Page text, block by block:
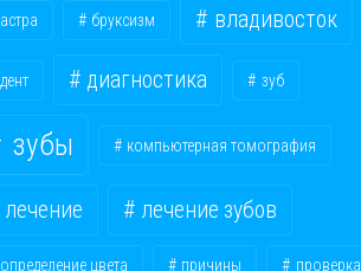
астра бруксизм владивосток
дент диагностика зуб
зубы компьютерная томография
лечение лечение зубов
определение цвета причины проверка